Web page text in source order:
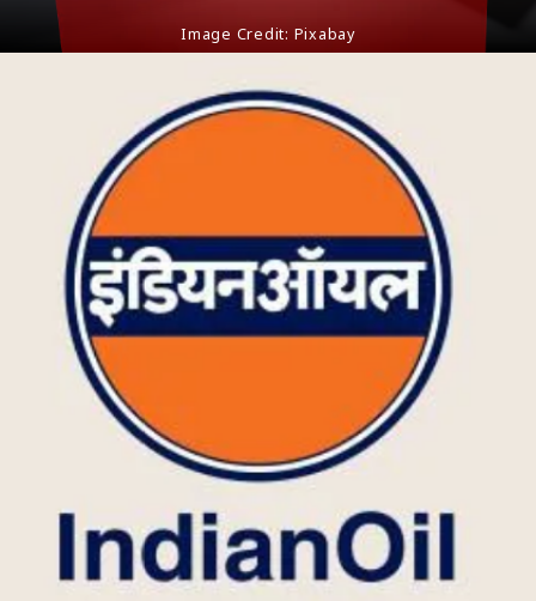
Image Credit: Pixabay